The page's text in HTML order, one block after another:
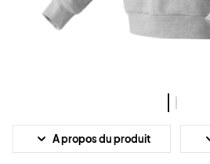
A propos du produit